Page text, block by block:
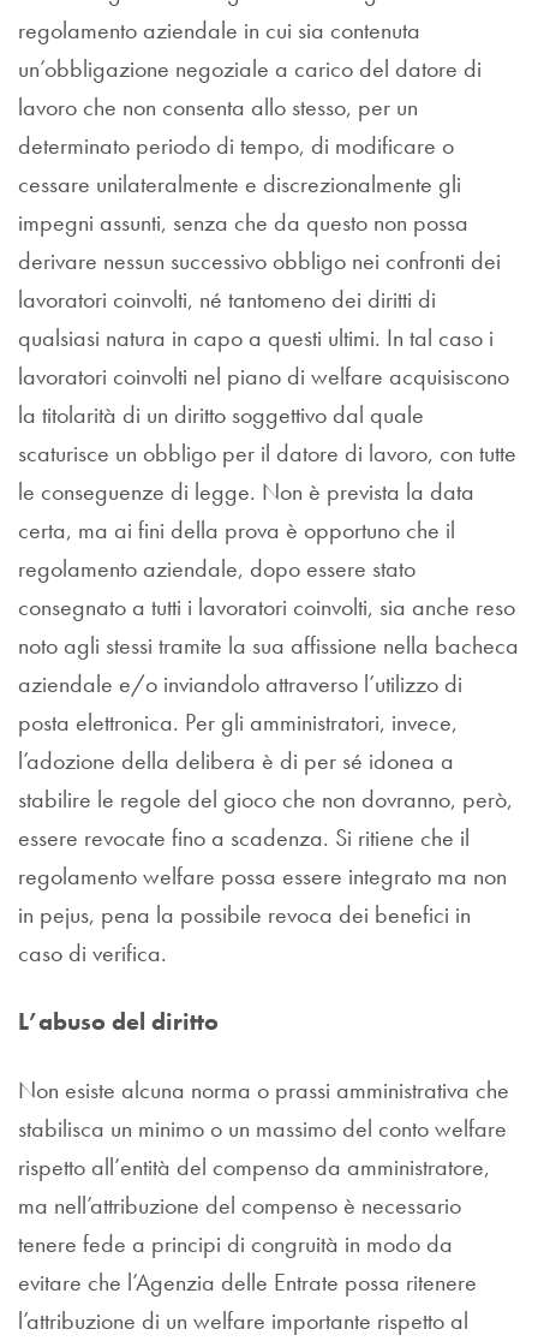
regolamento aziendale in cui sia contenuta
un’obbligazione negoziale a carico del datore di
lavoro che non consenta allo stesso, per un
determinato periodo di tempo, di modificare o
cessare unilateralmente e discrezionalmente gli
impegni assunti, senza che da questo non possa
derivare nessun successivo obbligo nei confronti dei
lavoratori coinvolti, né tantomeno dei diritti di
qualsiasi natura in capo a questi ultimi. In tal caso i
lavoratori coinvolti nel piano di welfare acquisiscono
la titolarità di un diritto soggettivo dal quale
scaturisce un obbligo per il datore di lavoro, con tutte
le conseguenze di legge. Non è prevista la data
certa, ma ai fini della prova è opportuno che il
regolamento aziendale, dopo essere stato
consegnato a tutti i lavoratori coinvolti, sia anche reso
noto agli stessi tramite la sua affissione nella bacheca
aziendale e/o inviandolo attraverso l’utilizzo di
posta elettronica. Per gli amministratori, invece,
l’adozione della delibera è di per sé idonea a
stabilire le regole del gioco che non dovranno, però,
essere revocate fino a scadenza. Si ritiene che il
regolamento welfare possa essere integrato ma non
in pejus, pena la possibile revoca dei benefici in
caso di verifica.
L’abuso del diritto
Non esiste alcuna norma o prassi amministrativa che
stabilisca un minimo o un massimo del conto welfare
rispetto all’entità del compenso da amministratore,
ma nell’attribuzione del compenso è necessario
tenere fede a principi di congruità in modo da
evitare che l’Agenzia delle Entrate possa ritenere
l’attribuzione di un welfare importante rispetto al